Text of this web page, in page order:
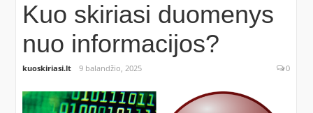
Kuo skiriasi duomenys
nuo informacijos?
kuoskiriasi.lt 9 balandžio, 2025 0